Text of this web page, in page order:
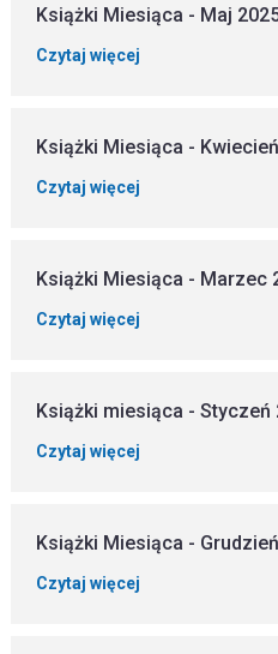
Książki Miesiąca - Maj
Czytaj więcej
Książki Miesiąca -
Czytaj więcej
Książki Miesiąca - Marzec
Czytaj więcej
Książki miesiąca - Styczeń
Czytaj więcej
Książki Miesiąca -
Czytaj więcej